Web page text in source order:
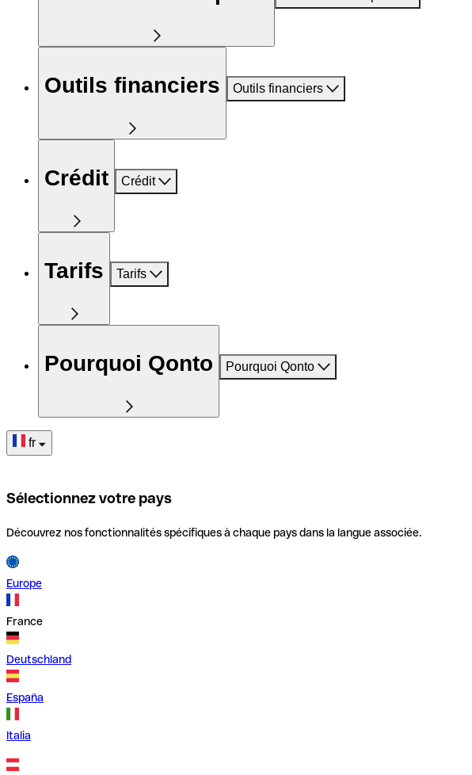
Outils financiers Outils financiers
Crédit Crédit
Tarifs Tarifs
Pourquoi Qonto Pourquoi Qonto
fr
Sélectionnez votre pays
Découvrez nos fonctionnalités spécifiques à chaque pays dans la langue associée.
Europe
France
Deutschland
España
Italia